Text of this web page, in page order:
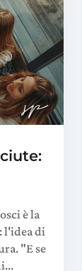
è la
l'idea di
"E se